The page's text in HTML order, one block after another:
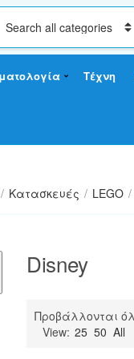
Τέχνη
/ Κατασκευές / LEGO /
Disney
Προβάλλονται
View: 25 50 All